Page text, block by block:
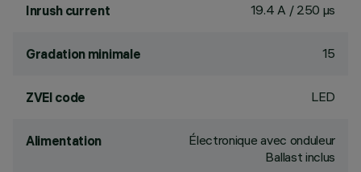
Inrush current 19.4 A / 250 µs
Gradation minimale 15
ZVEI code LED
Alimentation
Électronique avec onduleur
Ballast inclus